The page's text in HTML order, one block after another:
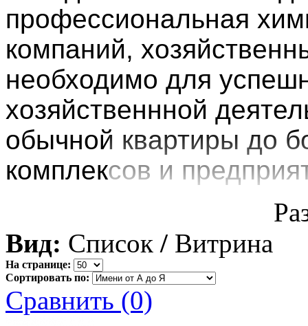
профессиональная
компаний,
необходимо для
хозяйственнной
обычной квартиры до
комплексов и
Вид: Список / Витрина
На странице:
Сортировать по:
Сравнить (0)